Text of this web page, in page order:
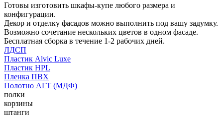
Готовы изготовить шкафы-купе любого размера и
конфигурации.
Декор и отделку фасадов можно выполнить под вашу задумку.
Возможно сочетание нескольких цветов в одном фасаде.
Бесплатная сборка в течение 1-2 рабочих дней.
ЛДСП
Пластик Alvic Luxe
Пластик HPL
Пленка ПВХ
Полотно АГТ (МДФ)
полки
корзины
штанги